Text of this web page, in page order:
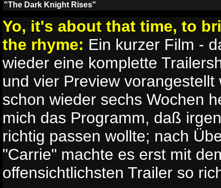
"The Dark Knight Rises"
Yo, it's about that time, to
the rhyme: Ein kurzer Film -
wieder eine komplette
und vier Preview
schon wieder sechs Wochen
mich das Programm, daß
richtig passen wollte; nach
"Carrie" machte es erst mit
offensichtlichsten Trailer so